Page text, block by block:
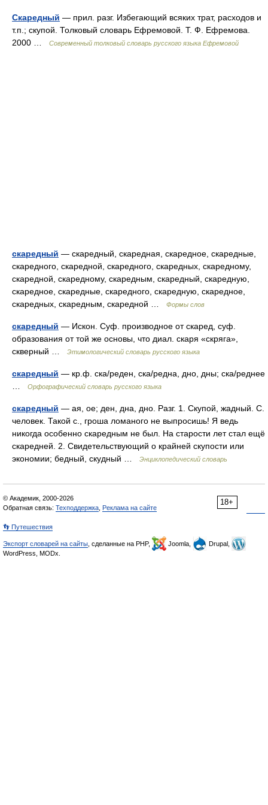
Скаредный — прил. разг. Избегающий всяких трат, расходов и
т.п.; скупой. Толковый словарь Ефремовой. Т. Ф. Ефремова.
2000 …
Современный толковый словарь русского языка Ефремовой
скаредный — скаредный, скаредная, скаредное, скаредные,
скаредного, скаредной, скаредного, скаредных, скаредному,
скаредной, скаредному, скаредным, скаредный, скаредную,
скаредное, скаредные, скаредного, скаредную, скаредное,
скаредных, скаредным, скаредной …
Формы слов
скаредный — Искон. Суф. производное от скаред, суф.
образования от той же основы, что диал. скаря «скряга»,
скверный …
Этимологический словарь русского языка
скаредный — кр.ф. ска/реден, ска/редна, дно, дны; ска/реднее
Орфографический словарь русского языка
скаредный — ая, ое; ден, дна, дно. Разг. 1. Скупой, жадный. С.
человек. Такой с., гроша ломаного не выпросишь! Я ведь
никогда особенно скаредным не был. На старости лет стал ещё
скаредней. 2. Свидетельствующий о крайней скупости или
экономии; бедный, скудный …
Энциклопедический словарь
18+
© Академик, 2000-2026
Обратная связь: Техподдержка Реклама на сайте
👣 Путешествия
Экспорт словарей на сайты , сделанные на PHP, Joomla,
Drupal,
WordPress, MODx.